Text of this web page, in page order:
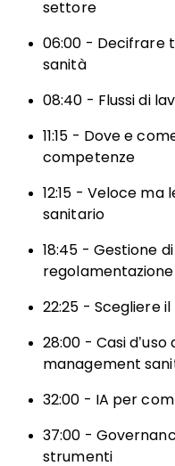
settore
06:00 - Decifrare
sanità
08:40 - Flussi di
11:15 - Dove e
competenze
12:15 - Veloce
sanitario
18:45 - Gestione
regolamentazione
22:25 - Scegliere
28:00 - Casi d’uso
management
32:00 - IA per
37:00 -
strumenti